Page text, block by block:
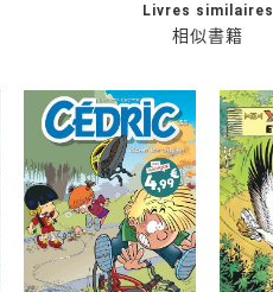
相似書籍
Livres similaires